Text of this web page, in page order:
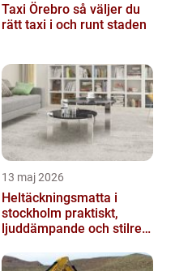
Taxi Örebro så väljer du
rätt taxi i och runt staden
13 maj 2026
Heltäckningsmatta i
stockholm praktiskt,
ljuddämpande och stilrent